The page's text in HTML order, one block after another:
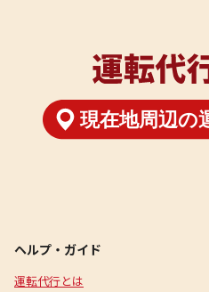
ヘルプ・ガイド
運転代行とは